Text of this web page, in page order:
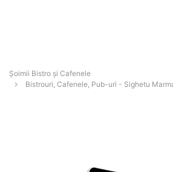
Șoimii Bistro și Cafenele
Bistrouri, Cafenele, Pub-uri - Sighetu